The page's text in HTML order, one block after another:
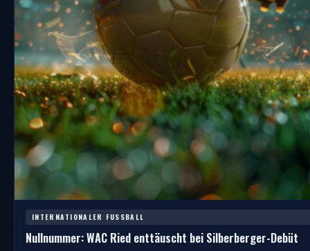
INTERNATIONALER FUSSBALL
Nullnummer: WAC Ried enttäuscht bei Silberberger-Debüt